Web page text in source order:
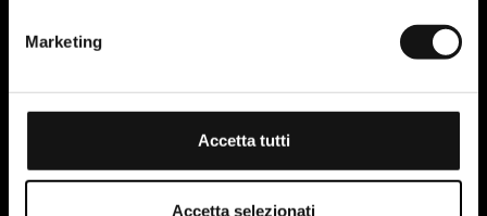
Marketing
Accetta tutti
Accetta selezionati